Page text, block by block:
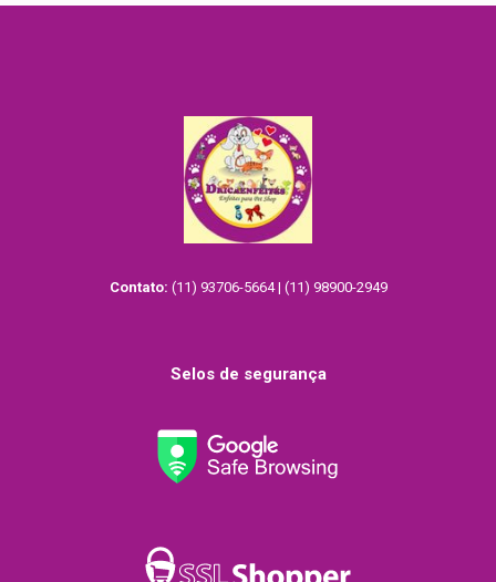
Contato: (11) 93706-5664 | (11) 98900-2949
Selos de segurança